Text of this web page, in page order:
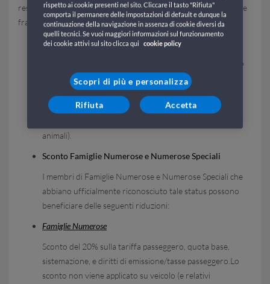
residenti nelle Isole Baleari (nelle rotte interinsulari e nelle rotte
fra le Baleari e la Penisola).
Sconto residenti Isole Baleari:
I residenti nelle Isole Baleari, possono beneficiare di uno
sconto del 75% sulla tariffa del passeggero, quota base,
sistemazione, e diritti di emissione/tasse passeggero. Lo
sconto non viene applicato su veicolo (e relativi
animali).
Sconto Famiglie Numerose e Numerose Speciali
I membri di Famiglie Numerose e Numerose Speciali che
abbiano ufficialmente riconosciuto tale status possono
beneficiare delle seguenti riduzioni:
Famiglie Numerose
Sconto del 20% sulla tariffa passeggero, quota base,
sistemazione, e diritti di emissione/tasse passeggero.Lo
sconto non viene applicato su veicolo (e relativi
rispetto ai cookie presenti nel sito. Cliccare il tasto "Rifiuta"
comporta il permanere delle impostazioni di default e dunque la
continuazione della navigazione in assenza di cookie diversi da
quelli tecnici. Se vuoi maggiori informazioni sul funzionamento
dei cookie attivi sul sito clicca qui
cookie policy
Scopri di più e personalizza
Rifiuta Accetta